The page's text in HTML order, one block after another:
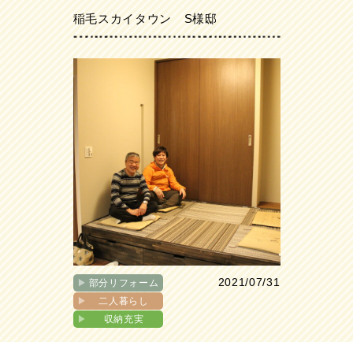
稲毛スカイタウン S様邸
▶︎ 部分リフォーム
▶︎
二人暮らし
▶︎
収納充実
2021/07/31